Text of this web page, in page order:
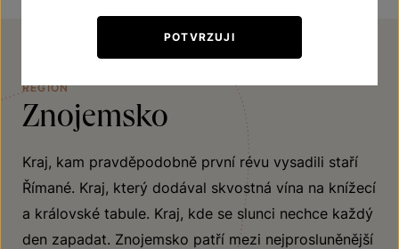
REGION
Znojemsko
Kraj, kam pravděpodobně první révu vysadili staří
Římané. Kraj, který dodával skvostná vína na knížecí
a královské tabule. Kraj, kde se slunci nechce každý
den zapadat. Znojemsko patří mezi nejprosluněnější
POTVRZUJI